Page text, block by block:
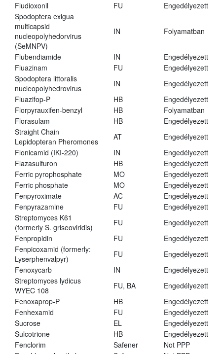
Fludioxonil FU
Engedélyezett
Spodoptera exigua
multicapsid
nucleopolyhedorvirus
(SeMNPV)
IN Folyamatban
Flubendiamide IN
Engedélyezett
Fluazinam
FU
Engedélyezett
Spodoptera littoralis
nucleopolyhedrovirus
IN
Engedélyezett
Fluazifop-P
HB
Engedélyezett
Florpyrauxifen-benzyl
HB
Folyamatban
Florasulam
HB
Engedélyezett
Straight Chain
Lepidopteran Pheromones
AT
Engedélyezett
Flonicamid (IKI-220)
IN
Engedélyezett
Flazasulfuron
HB
Engedélyezett
Ferric pyrophosphate
MO
Engedélyezett
Ferric phosphate
MO
Engedélyezett
Fenpyroximate
AC
Engedélyezett
Fenpyrazamine
FU
Engedélyezett
Streptomyces K61
(formerly S. griseoviridis)
FU
Engedélyezett
Fenpropidin
FU
Engedélyezett
Fenpicoxamid (formerly:
Lyserphenvalpyr)
FU
Engedélyezett
Fenoxycarb
IN
Engedélyezett
Streptomyces lydicus
WYEC 108
FU, BA
Engedélyezett
Fenoxaprop-P
HB
Engedélyezett
Fenhexamid
FU
Engedélyezett
Sucrose
EL
Engedélyezett
Sulcotrione
HB
Engedélyezett
Fenclorim
Safener
Not PPP